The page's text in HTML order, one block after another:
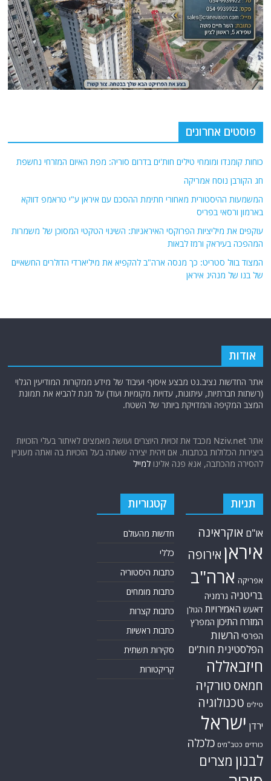
פוסטים אחרונים
כוחות קומנדו ומומחי טילים חות'ים בדרום סוריה: מפת האיום המזרחי נחשפת
חג הקורבן נוסח אמריקה
בארמון ורסאי בפריס
המהפכה בעיראק ורמז לבאות
המצוד בוול סטריט: כך מנסה ארה"ב להקפיא את מיליארדי הדולרים החשאיים
של בנו של מנהיג איראן
אודות
(רשתות חברתיות, עיתונות, עדויות מקומיות ועוד) על מנת להביא את תמונת
המצב המקיפה והמדויקת ביותר של השטח.
ביצירות הכלולות בכתבות. אם זיהית יצירה שאתה בעל הזכויות בה ואתה מעוניין
להסירה מהכתבה, אנא פנה אלינו למייל
תגיות
או"ם אוקראינה
איראןאירופה
אפריקה ארה"ב
בריטניה גרמניה
הגולן
המזרח התיכון המפרץ
הרשות
הפלסטינית
חיזבאללה
קטגוריות
חדשות מהעולם
כללי
כתבות היסטוריה